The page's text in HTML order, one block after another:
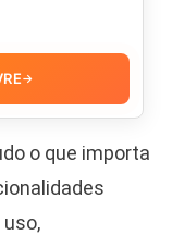
→
o que importa